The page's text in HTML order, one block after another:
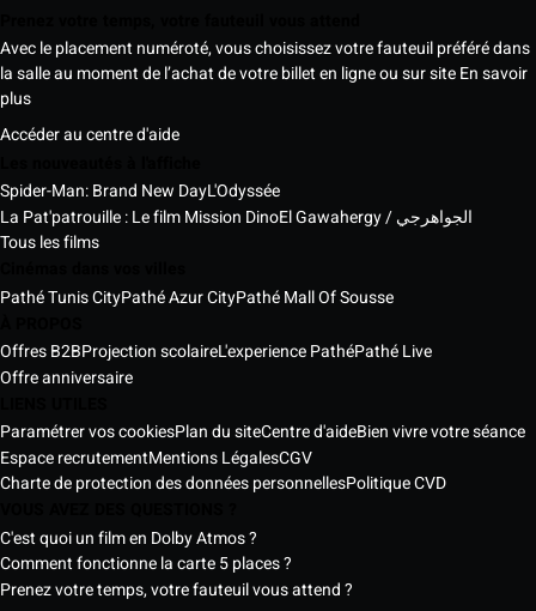
Avec le placement numéroté, vous choisissez votre fauteuil préféré dans
la salle au moment de l’achat de votre billet en ligne ou sur siteEn savoir
plus
Accéder au centre d'aide
Spider-Man: Brand New DayL'Odyssée
La Pat'patrouille : Le film Mission Dino
El Gawahergy / الجواهرجي
Tous les films
Pathé Tunis CityPathé Azur CityPathé Mall Of Sousse
Offres B2BProjection scolaireL'experience PathéPathé Live
Offre anniversaire
Paramétrer vos cookiesPlan du siteCentre d'aideBien vivre votre séance
Espace recrutementMentions LégalesCGV
Charte de protection des données personnellesPolitique CVD
C'est quoi un film en Dolby Atmos ?
Comment fonctionne la carte 5 places ?
Prenez votre temps, votre fauteuil vous attend ?